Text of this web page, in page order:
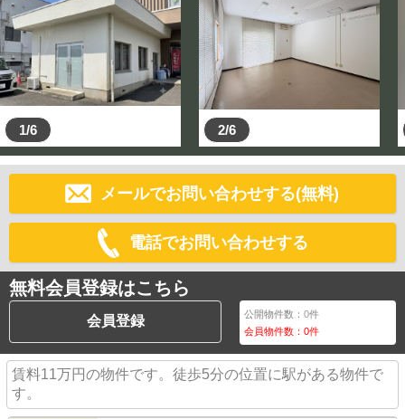
1/6 2/6
メールでお問い合わせする(無料)
電話でお問い合わせする
無料会員登録はこちら
会員登録 公開物件数：0件
会員物件数：0件
賃料11万円の物件です。徒歩5分の位置に駅がある物件で
す。